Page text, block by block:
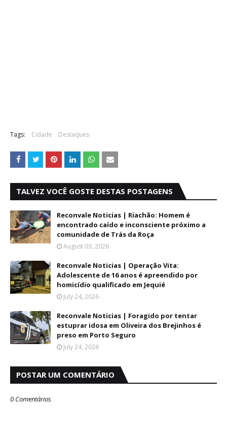
Tags: Cidade Destaques
TALVEZ VOCÊ GOSTE DESTAS POSTAGENS
Reconvale Noticias | Riachão: Homem é
encontrado caído e inconsciente próximo a
comunidade de Trás da Roça
August 03, 2026
Reconvale Noticias | Operação Vita:
Adolescente de 16 anos é apreendido por
homicídio qualificado em Jequié
July 24, 2026
Reconvale Noticias | Foragido por tentar
estuprar idosa em Oliveira dos Brejinhos é
preso em Porto Seguro
July 24, 2026
POSTAR UM COMENTÁRIO
0 Comentários